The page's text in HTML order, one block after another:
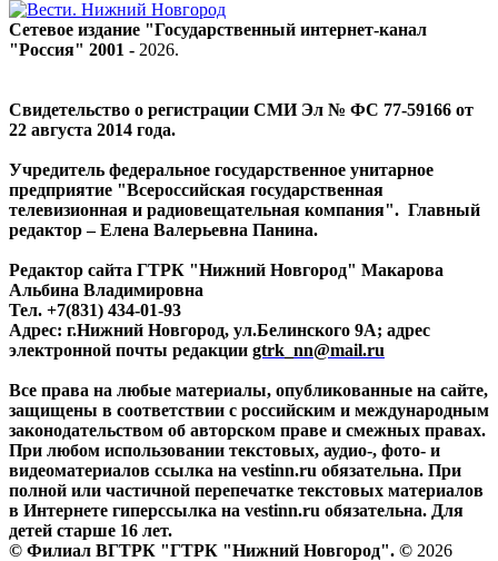
Сетевое издание "Государственный интернет-канал
"Россия" 2001 - 2026.
Свидетельство о регистрации СМИ Эл № ФС 77-59166 от
22 августа 2014 года.
Учредитель федеральное государственное унитарное
предприятие "Всероссийская государственная
телевизионная и радиовещательная компания". Главный
редактор – Елена Валерьевна Панина.
Редактор сайта ГТРК "Нижний Новгород" Макарова
Альбина Владимировна
Тел. +7(831) 434-01-93
Адрес: г.Нижний Новгород, ул.Белинского 9А; адрес
электронной почты редакции gtrk_nn@mail.ru
Все права на любые материалы, опубликованные на сайте,
защищены в соответствии с российским и международным
законодательством об авторском праве и смежных правах.
При любом использовании текстовых, аудио-, фото- и
видеоматериалов ссылка на vestinn.ru обязательна. При
полной или частичной перепечатке текстовых материалов
в Интернете гиперссылка на vestinn.ru обязательна. Для
детей старше 16 лет.
© Филиал ВГТРК "ГТРК "Нижний Новгород". © 2026